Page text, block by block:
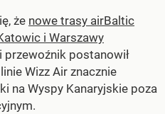
że nowe trasy airBaltic
i Warszawy
przewoźnik postanowił
Wizz Air znacznie
na Wyspy Kanaryjskie poza